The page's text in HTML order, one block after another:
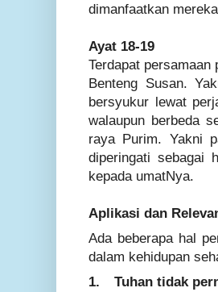
dimanfaatkan
Ayat 18-19
Terdapat persamaan
Benteng Susan.
bersyukur lewat
walaupun berbeda
raya Purim. Yakni
diperingati sebagai
kepada umatNya.
Aplikasi dan
Ada beberapa hal
dalam kehidupan
1.
Tuhan tidak